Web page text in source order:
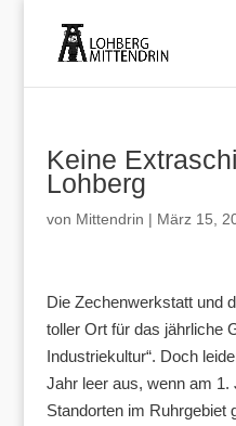
Keine
Lohberg
von Mittendrin | März 15,
Die Zechenwerkstatt und
toller Ort für das jährliche
Industriekultur“. Doch
Jahr leer aus, wenn am 1.
Standorten im Ruhrgebiet